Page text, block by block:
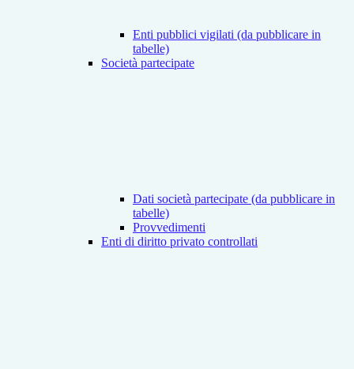
Enti pubblici vigilati (da pubblicare in
tabelle)
Società partecipate
Dati società partecipate (da pubblicare in
tabelle)
Provvedimenti
Enti di diritto privato controllati